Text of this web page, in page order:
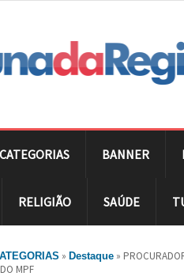
BANNER
RELIGIÃO SAÚDE
» Destaque »
MPF